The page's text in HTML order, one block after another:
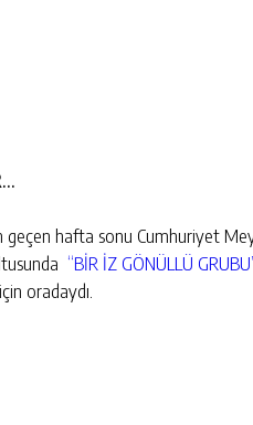
hafta sonu Cumhuriyet
“BİR İZ GÖNÜLLÜ
oradaydı.